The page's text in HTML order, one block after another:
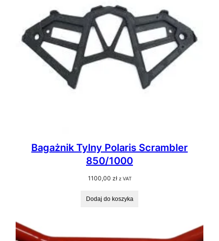
Bagażnik Tylny Polaris Scrambler
850/1000
1100,00 zł z VAT
Dodaj do koszyka